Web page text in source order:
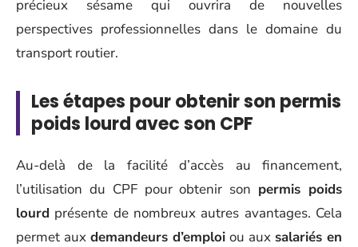
précieux sésame qui ouvrira de nouvelles
perspectives professionnelles dans le domaine du
transport routier.
Les étapes pour obtenir son permis
poids lourd avec son CPF
Au-delà de la facilité d’accès au financement,
l’utilisation du CPF pour obtenir son permis poids
lourd présente de nombreux autres avantages. Cela
permet aux demandeurs d’emploi ou aux salariés en